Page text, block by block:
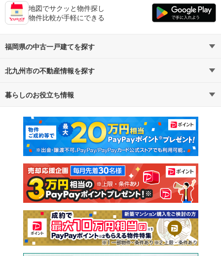
地図でサクッと物件探し
物件比較が手軽にできる
福岡県の中古一戸建てを探す
路線・駅から探す
通勤・通学時間から探す
北九州市の不動産情報を探す
不動産・住宅
新築マンション 中古マンション
新築一戸建て 中古一戸建て
注文住宅 土地
売却査定
暮らしのお役立ち情報
マンションカタログ 教えて！住まいの先生